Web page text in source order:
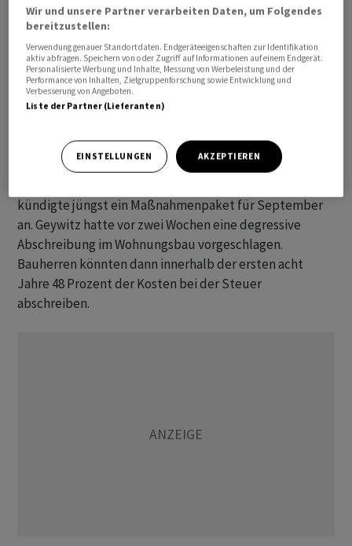
einen Rückgang zum Vorjahresmonat um 28,5 Prozent
auf 21.800 Wohnungen. "Zum Rückgang der
Bauvorhaben dürften weiterhin vor allem steigende
Baukosten und zunehmend schlechtere
Finanzierungsbedingungen beigetragen haben",
erklärte das Statistikamt.
Die Bundesregierung will den Rückgang des
Wohnungsbaus laut Bauministerin Klara Geywitz mit
kündigte jüngst ein Maßnahmenpaket für September
an. Geywitz hatte vor zwei Wochen eine degressive
Abschreibung im Wohnungsbau vorgeschlagen.
Bauherren könnten dann innerhalb der ersten acht
Jahre 48 Prozent der Kosten bei der Steuer
abschreiben.
Wir und unsere Partner verarbeiten Daten, um Folgendes
bereitzustellen:
Verwendung genauer Standortdaten. Endgeräteeigenschaften zur Identifikation
aktiv abfragen. Speichern von oder Zugriff auf Informationen auf einem Endgerät.
Personalisierte Werbung und Inhalte, Messung von Werbeleistung und der
Performance von Inhalten, Zielgruppenforschung sowie Entwicklung und
Verbesserung von Angeboten.
Liste der Partner (Lieferanten)
EINSTELLUNGEN AKZEPTIEREN